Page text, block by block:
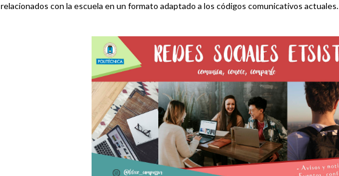
relacionados con la escuela en un formato adaptado a los códigos comunicativos actuales.